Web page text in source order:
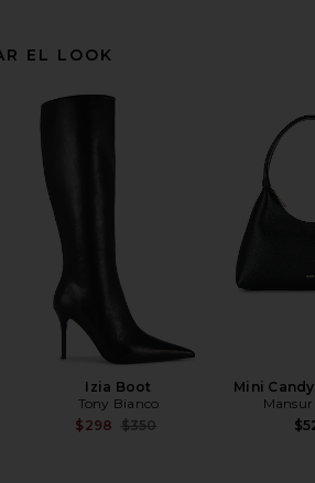
EL LOOK
Izia Boot
Tony Bianco
$298 Previous price:
$350
Mini